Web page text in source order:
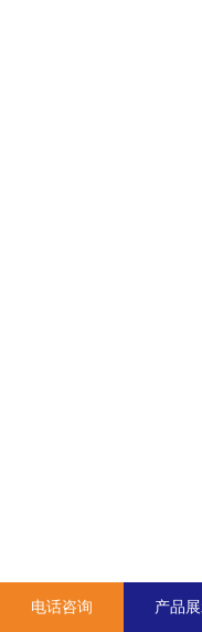
电话咨询 产品